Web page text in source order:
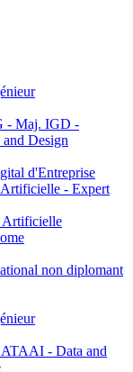
- Maj. IGD -
Design
d'Entreprise
- Expert
non diplomant
- Data and